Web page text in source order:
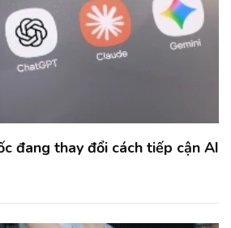
đang thay đổi cách tiếp cận AI